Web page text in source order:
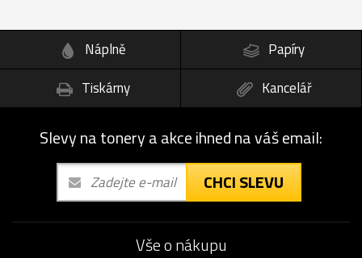
Náplně
Papíry
Tiskárny
Kancelář
Slevy na tonery a akce ihned na váš email:
CHCI SLEVU
Vše o nákupu